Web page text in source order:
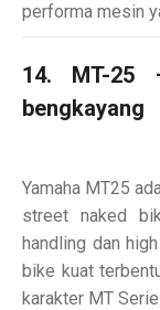
performa mesin
14. MT-25
bengkayang
Yamaha MT25
street naked
handling dan
bike kuat
karakter MT